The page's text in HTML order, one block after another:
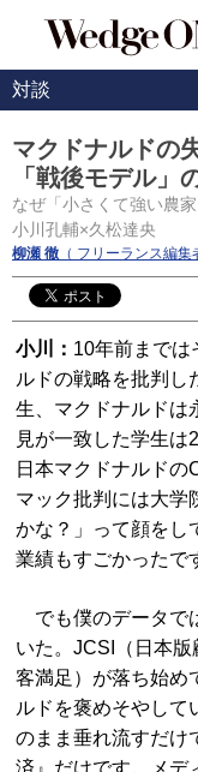
対談
マクドナルドの
「戦後モデル」
なぜ「小さくて強い農
小川孔輔×久松達央
柳瀬 徹 （ フリーランス編集
小川： 10年前までは
ルドの戦略を批判し
生、マクドナルドは
見が一致した学生は
日本マクドナルドの
マック批判には大学
かな？」って顔をし
業績もすごかったで
でも僕のデータで
いた。JCSI（日本
客満足）が落ち始め
ルドを褒めそやして
のまま垂れ流すだけ
済』だけです。メデ